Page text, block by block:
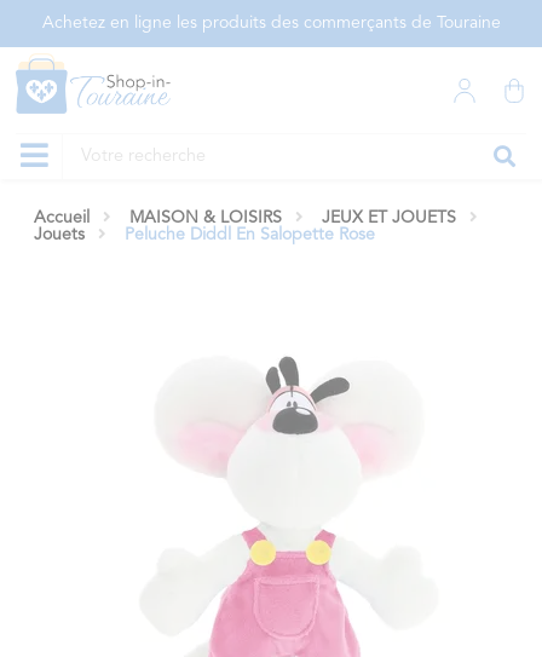
Achetez en ligne les produits des commerçants de Touraine
Accueil MAISON & LOISIRS
JEUX ET JOUETS
Jouets
Peluche Diddl En Salopette Rose
Panneau de gestion des cookies